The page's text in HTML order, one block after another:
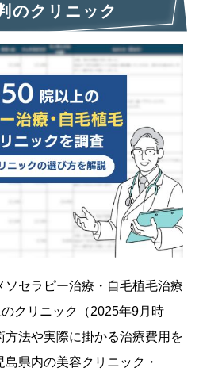
のクリニック
ソセラピー治療・自毛植毛治療
クリニック（2025年9月時
方法や実際に掛かる治療費用を
県内の美容クリニック・